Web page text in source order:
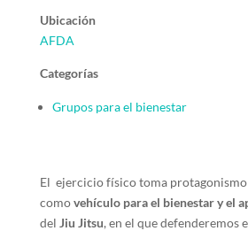
Ubicación
AFDA
Categorías
Grupos para el bienestar
El ejercicio físico toma protagonismo
comovehículo para el bienestar y el
del Jiu Jitsu, en el que defenderemos